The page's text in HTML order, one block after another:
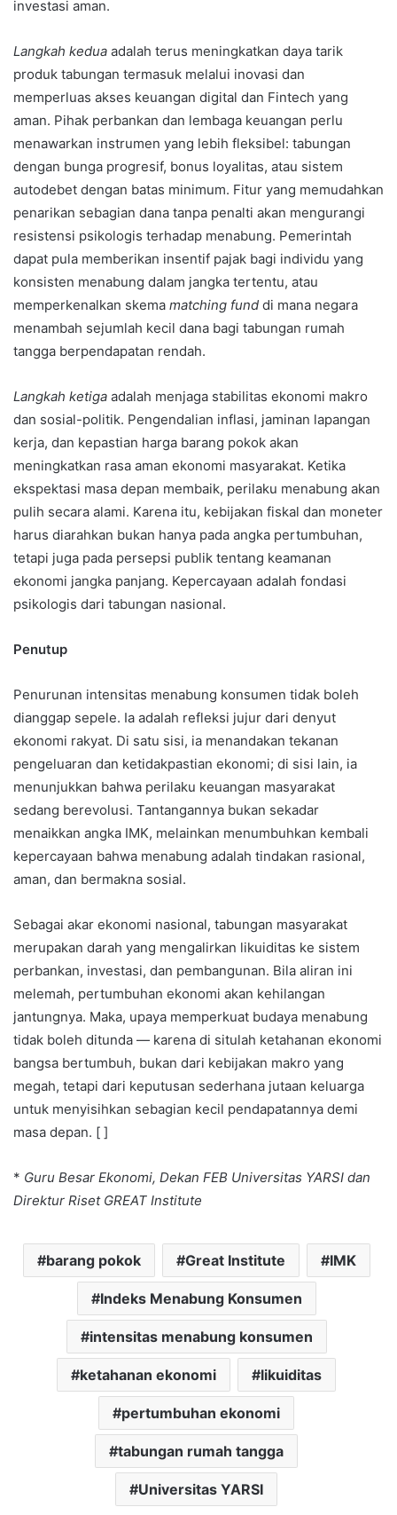
investasi aman.
Langkah kedua adalah terus meningkatkan daya tarik
produk tabungan termasuk melalui inovasi dan
memperluas akses keuangan digital dan Fintech yang
aman. Pihak perbankan dan lembaga keuangan perlu
menawarkan instrumen yang lebih fleksibel: tabungan
dengan bunga progresif, bonus loyalitas, atau sistem
autodebet dengan batas minimum. Fitur yang memudahkan
penarikan sebagian dana tanpa penalti akan mengurangi
resistensi psikologis terhadap menabung. Pemerintah
dapat pula memberikan insentif pajak bagi individu yang
konsisten menabung dalam jangka tertentu, atau
memperkenalkan skema matching fund di mana negara
menambah sejumlah kecil dana bagi tabungan rumah
tangga berpendapatan rendah.
Langkah ketiga adalah menjaga stabilitas ekonomi makro
dan sosial-politik. Pengendalian inflasi, jaminan lapangan
kerja, dan kepastian harga barang pokok akan
meningkatkan rasa aman ekonomi masyarakat. Ketika
ekspektasi masa depan membaik, perilaku menabung akan
pulih secara alami. Karena itu, kebijakan fiskal dan moneter
harus diarahkan bukan hanya pada angka pertumbuhan,
tetapi juga pada persepsi publik tentang keamanan
ekonomi jangka panjang. Kepercayaan adalah fondasi
psikologis dari tabungan nasional.
Penutup
Penurunan intensitas menabung konsumen tidak boleh
dianggap sepele. Ia adalah refleksi jujur dari denyut
ekonomi rakyat. Di satu sisi, ia menandakan tekanan
pengeluaran dan ketidakpastian ekonomi; di sisi lain, ia
menunjukkan bahwa perilaku keuangan masyarakat
sedang berevolusi. Tantangannya bukan sekadar
menaikkan angka IMK, melainkan menumbuhkan kembali
kepercayaan bahwa menabung adalah tindakan rasional,
aman, dan bermakna sosial.
Sebagai akar ekonomi nasional, tabungan masyarakat
merupakan darah yang mengalirkan likuiditas ke sistem
perbankan, investasi, dan pembangunan. Bila aliran ini
melemah, pertumbuhan ekonomi akan kehilangan
jantungnya. Maka, upaya memperkuat budaya menabung
tidak boleh ditunda — karena di situlah ketahanan ekonomi
bangsa bertumbuh, bukan dari kebijakan makro yang
megah, tetapi dari keputusan sederhana jutaan keluarga
untuk menyisihkan sebagian kecil pendapatannya demi
masa depan. [ ]
* Guru Besar Ekonomi, Dekan FEB Universitas YARSI dan
Direktur Riset GREAT Institute
barang pokok Great Institute IMK
Indeks Menabung Konsumen
intensitas menabung konsumen
ketahanan ekonomi likuiditas
pertumbuhan ekonomi
tabungan rumah tangga
Universitas YARSI